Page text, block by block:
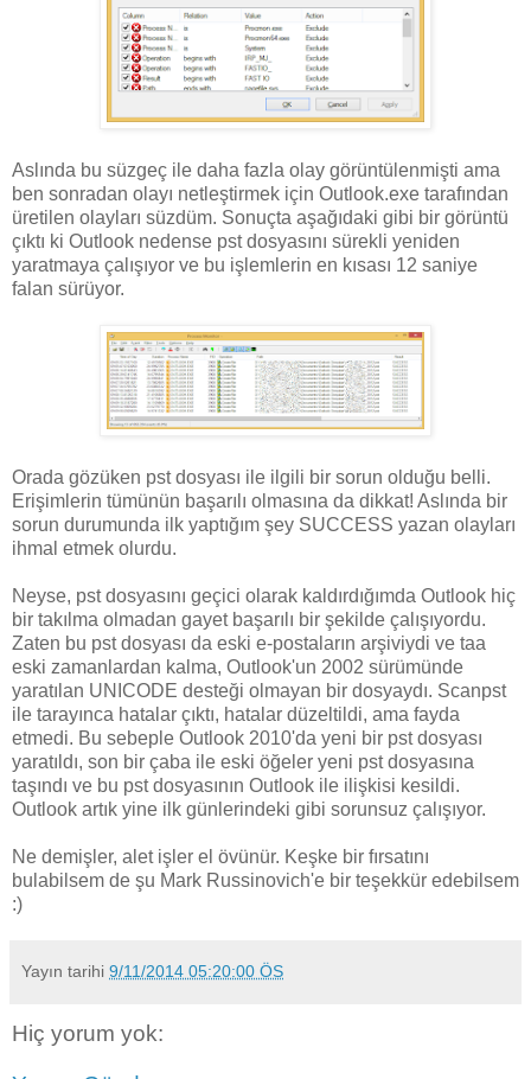
Aslında bu süzgeç ile daha fazla olay görüntülenmişti ama
ben sonradan olayı netleştirmek için Outlook.exe tarafından
üretilen olayları süzdüm. Sonuçta aşağıdaki gibi bir görüntü
çıktı ki Outlook nedense pst dosyasını sürekli yeniden
yaratmaya çalışıyor ve bu işlemlerin en kısası 12 saniye
falan sürüyor.
Orada gözüken pst dosyası ile ilgili bir sorun olduğu belli.
Erişimlerin tümünün başarılı olmasına da dikkat! Aslında bir
sorun durumunda ilk yaptığım şey SUCCESS yazan olayları
ihmal etmek olurdu.
Neyse, pst dosyasını geçici olarak kaldırdığımda Outlook hiç
bir takılma olmadan gayet başarılı bir şekilde çalışıyordu.
Zaten bu pst dosyası da eski e-postaların arşiviydi ve taa
eski zamanlardan kalma, Outlook'un 2002 sürümünde
yaratılan UNICODE desteği olmayan bir dosyaydı. Scanpst
ile tarayınca hatalar çıktı, hatalar düzeltildi, ama fayda
etmedi. Bu sebeple Outlook 2010'da yeni bir pst dosyası
yaratıldı, son bir çaba ile eski öğeler yeni pst dosyasına
taşındı ve bu pst dosyasının Outlook ile ilişkisi kesildi.
Outlook artık yine ilk günlerindeki gibi sorunsuz çalışıyor.
Ne demişler, alet işler el övünür. Keşke bir fırsatını
bulabilsem de şu Mark Russinovich'e bir teşekkür edebilsem
:)
Yayın tarihi 9/11/2014 05:20:00 ÖS
Hiç yorum yok: